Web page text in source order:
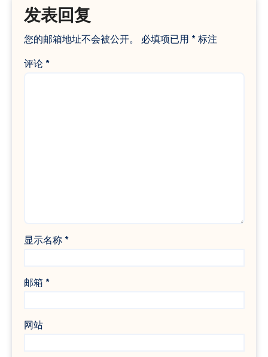
发表回复
您的邮箱地址不会被公开。 必填项已用 *标注
评论 *
显示名称 *
邮箱 *
网站